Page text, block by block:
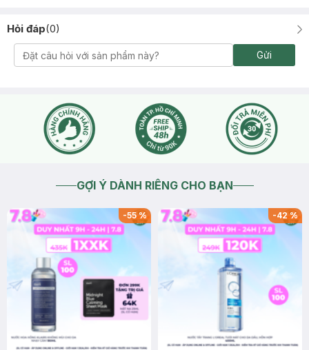
Hỏi đáp(0)
Gửi
GỢI Ý DÀNH RIÊNG CHO BẠN
-55% -42%